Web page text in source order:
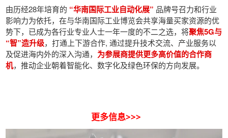
由历经28年培育的 “华南国际工业自动化展” 品牌号召力和行业
影响力为依托，在与华南国际工业博览会共享海量买家资源的优
势下，已成为各行业专业人士一年一度的不二之选，将聚焦5G与
“智”造升级，打通上下游合作, 通过提升技术交流、产业服务以
及促进海内外的深入沟通， 为参展商提供更多高价值的合作商
机，推动企业朝着智能化、数字化及绿色环保的方向发展。
更多信息>>>